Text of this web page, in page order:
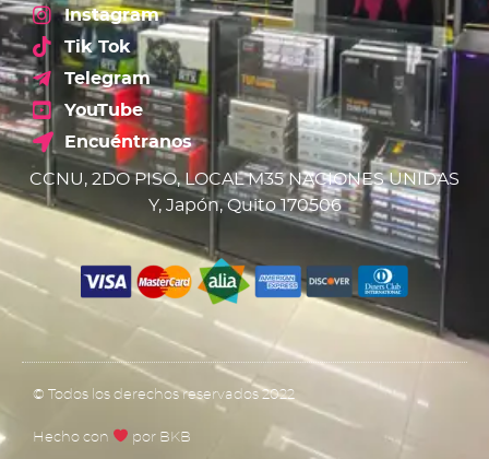
Instagram
Tik Tok
Telegram
YouTube
Encuéntranos
CCNU, 2DO PISO, LOCAL M35 NACIONES UNIDAS
Y, Japón, Quito 170506
© Todos los derechos reservados 2022
Hecho con por BKB​​